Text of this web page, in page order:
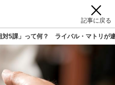
記事に戻る
対5課」って何？ ライバル・マトリが